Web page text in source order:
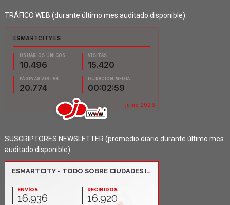
TRÁFICO WEB (durante último mes auditado disponible):
SUSCRIPTORES NEWSLETTER (promedio diario durante último mes
auditado disponible):